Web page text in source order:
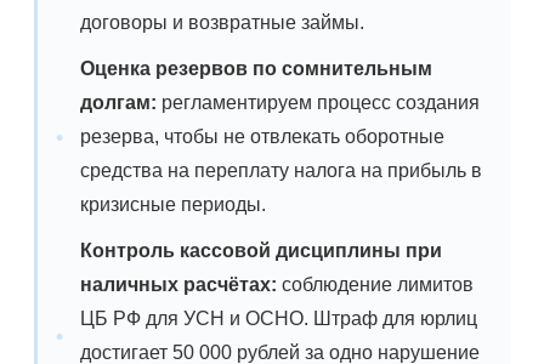
договоры и возвратные займы.
Оценка резервов по сомнительным
долгам: регламентируем процесс создания
резерва, чтобы не отвлекать оборотные
средства на переплату налога на прибыль в
кризисные периоды.
Контроль кассовой дисциплины при
наличных расчётах: соблюдение лимитов
ЦБ РФ для УСН и ОСНО. Штраф для юрлиц
достигает 50 000 рублей за одно нарушение